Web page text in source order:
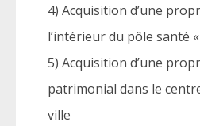
4) Acquisition d’une
l’intérieur du pôle santé
5) Acquisition d’une
patrimonial dans le
ville